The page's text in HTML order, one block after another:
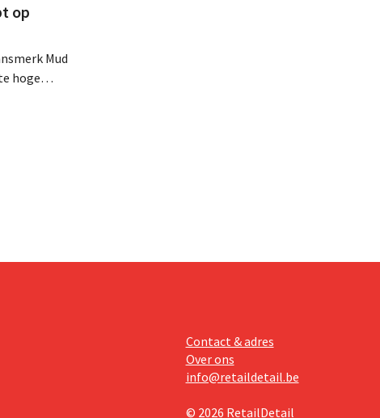
op
Mud
hoge
Contact & adres
Over ons
info@retaildetail.be
© 2026 RetailDetail